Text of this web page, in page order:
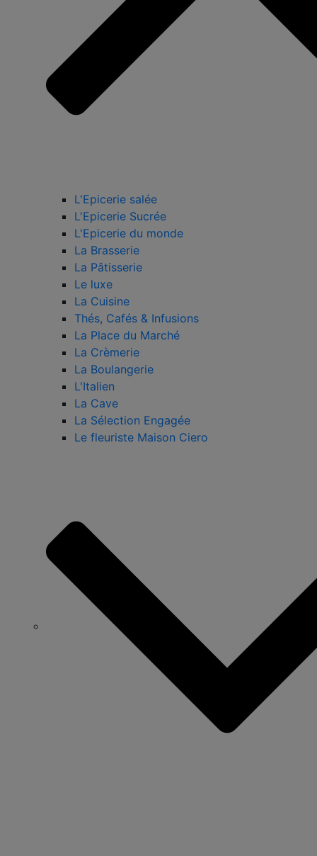
L'Epicerie salée
L'Epicerie Sucrée
L'Epicerie du monde
La Brasserie
La Pâtisserie
Le luxe
La Cuisine
Thés, Cafés & Infusions
La Place du Marché
La Crèmerie
La Boulangerie
L'Italien
La Cave
La Sélection Engagée
Le fleuriste Maison Ciero